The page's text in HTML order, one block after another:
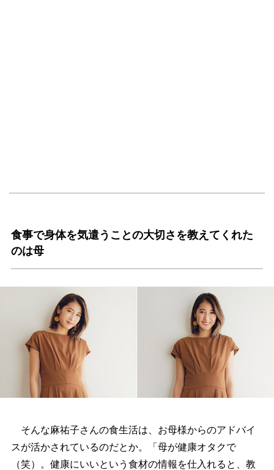
食事で身体を気遣うことの大切さを教えてくれた
のは母
そんな麻祐子さんの食生活は、お母様からのアドバイ
スが活かされているのだとか。「母が健康オタクで
（笑）。健康にいいという食材の情報を仕入れると、教